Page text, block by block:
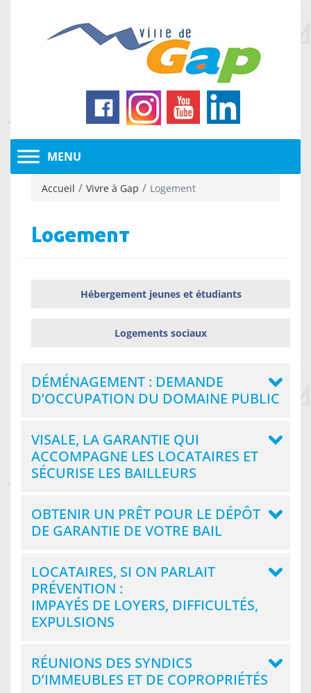
Accueil Vivre à Gap Logement
Logement
Hébergement jeunes et étudiants
Logements sociaux
DÉMÉNAGEMENT : DEMANDE
D’OCCUPATION DU DOMAINE PUBLIC
VISALE, LA GARANTIE QUI
ACCOMPAGNE LES LOCATAIRES ET
SÉCURISE LES BAILLEURS
OBTENIR UN PRÊT POUR LE DÉPÔT
DE GARANTIE DE VOTRE BAIL
LOCATAIRES, SI ON PARLAIT
PRÉVENTION :
IMPAYÉS DE LOYERS, DIFFICULTÉS,
EXPULSIONS
RÉUNIONS DES SYNDICS
D’IMMEUBLES ET DE COPROPRIÉTÉS